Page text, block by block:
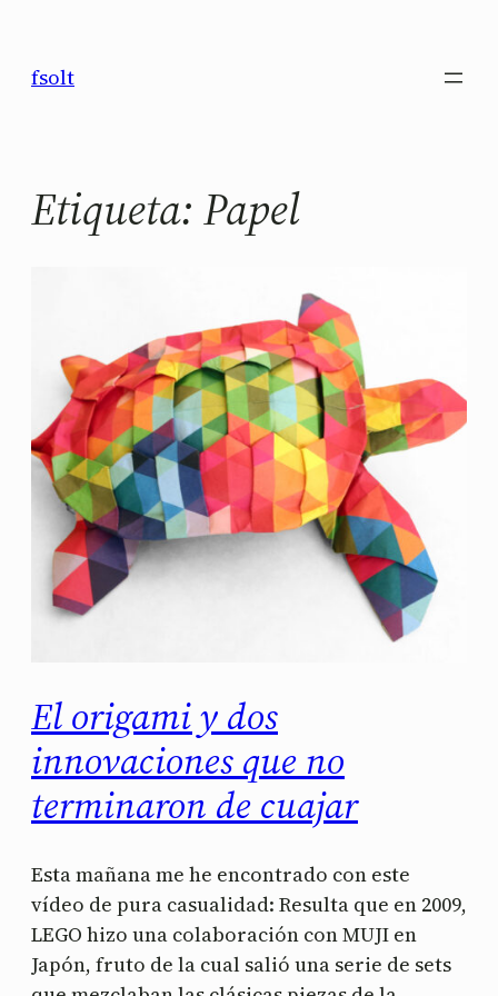
contenido
fsolt
Etiqueta: Papel
El origami y dos
innovaciones que no
terminaron de cuajar
Esta mañana me he encontrado con este
vídeo de pura casualidad: Resulta que en 2009,
LEGO hizo una colaboración con MUJI en
Japón, fruto de la cual salió una serie de sets